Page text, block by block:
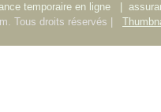
temporaire en ligne
Tous droits réservés |